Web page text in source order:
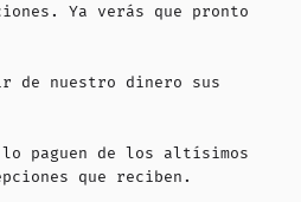
Ya verás que pronto
de nuestro dinero sus
paguen de los altísimos
que reciben.